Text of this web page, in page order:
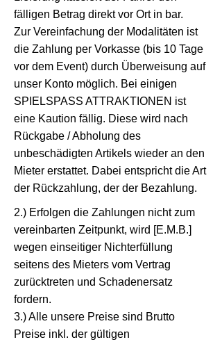
fälligen Betrag direkt vor Ort in bar.
Zur Vereinfachung der Modalitäten ist
die Zahlung per Vorkasse (bis 10 Tage
vor dem Event) durch Überweisung auf
unser Konto möglich. Bei einigen
SPIELSPASS ATTRAKTIONEN ist
eine Kaution fällig. Diese wird nach
Rückgabe / Abholung des
unbeschädigten Artikels wieder an den
Mieter erstattet. Dabei entspricht die Art
der Rückzahlung, der der Bezahlung.
2.) Erfolgen die Zahlungen nicht zum
vereinbarten Zeitpunkt, wird [E.M.B.]
wegen einseitiger Nichterfüllung
seitens des Mieters vom Vertrag
zurücktreten und Schadenersatz
fordern.
3.) Alle unsere Preise sind Brutto
Preise inkl. der gültigen